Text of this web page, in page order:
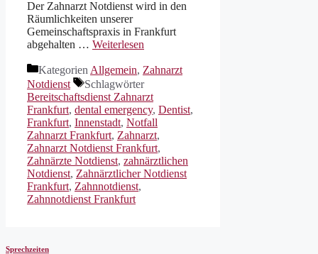
Der Zahnarzt Notdienst wird in den
Räumlichkeiten unserer
Gemeinschaftspraxis in Frankfurt
abgehalten … Weiterlesen
Kategorien Allgemein, Zahnarzt
Notdienst
Schlagwörter
Bereitschaftsdienst Zahnarzt
Frankfurt, dental emergency, Dentist,
Frankfurt, Innenstadt, Notfall
Zahnarzt Frankfurt, Zahnarzt,
Zahnarzt Notdienst Frankfurt,
Zahnärzte Notdienst, zahnärztlichen
Notdienst, Zahnärztlicher Notdienst
Frankfurt, Zahnnotdienst,
Zahnnotdienst Frankfurt
Sprechzeiten